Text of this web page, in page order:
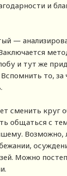
и
—
и тут же
то,
сменить круг
общаться с
Возможно,
Можно